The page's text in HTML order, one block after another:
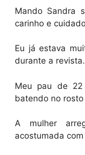
Mando Sandra
carinho e
Eu já estava
durante a revista.
Meu pau de
batendo no
A mulher
acostumada